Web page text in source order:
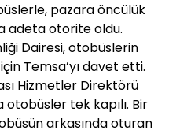
pazara öncülük
adeta otorite oldu.
Dairesi, otobüslerin
Temsa’yı davet etti.
Hizmetler Direktörü
otobüsler tek kapılı. Bir
arkasında oturan